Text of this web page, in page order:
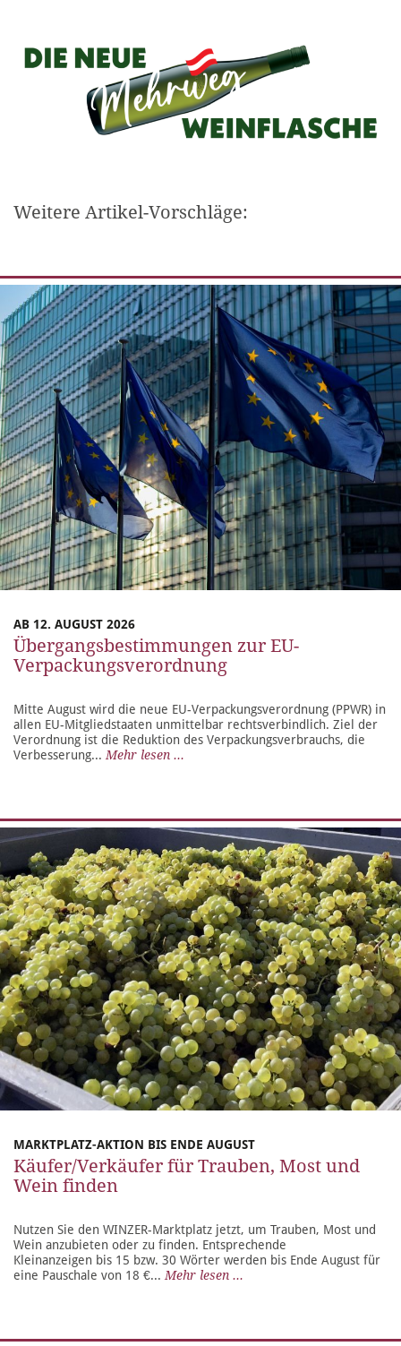
Weitere Artikel-Vorschläge:
AB 12. AUGUST 2026
Übergangsbestimmungen zur EU-
Verpackungsverordnung
Mitte August wird die neue EU-Verpackungsverordnung (PPWR) in
allen EU-Mitgliedstaaten unmittelbar rechtsverbindlich. Ziel der
Verordnung ist die Reduktion des Verpackungsverbrauchs, die
Verbesserung...Mehr lesen ...
MARKTPLATZ-AKTION BIS ENDE AUGUST
Käufer/Verkäufer für Trauben, Most und
Wein finden
Nutzen Sie den WINZER-Marktplatz jetzt, um Trauben, Most und
Wein anzubieten oder zu finden. Entsprechende
Kleinanzeigen bis 15 bzw. 30 Wörter werden bis Ende August für
eine Pauschale von 18 €... Mehr lesen ...